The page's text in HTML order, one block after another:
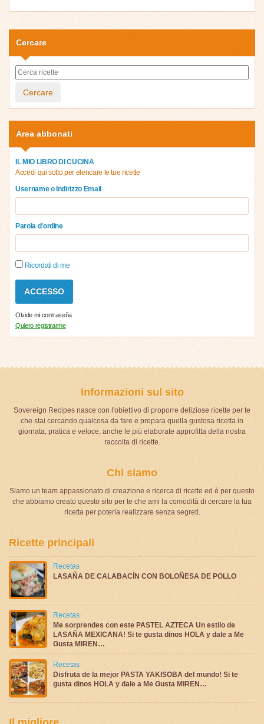
Cercare
Cercare
Area abbonati
IL MIO LIBRO DI CUCINA
Accedi qui sotto per elencare le tue ricette
Username o Indirizzo Email
Parola d'ordine
Ricordati di me
Olvide mi contraseña
Quiero registrarme
Informazioni sul sito
Sovereign Recipes nasce con l'obiettivo di proporre deliziose ricette per te
che stai cercando qualcosa da fare e prepara quella gustosa ricetta in
giornata, pratica e veloce, anche le più elaborate approfitta della nostra
raccolta di ricette.
Chi siamo
Siamo un team appassionato di creazione e ricerca di ricette ed è per questo
che abbiamo creato questo sito per te che ami la comodità di cercare la tua
ricetta per poterla realizzare senza segreti.
Ricette principali
Recetas
LASAÑA DE CALABACÍN CON BOLOÑESA DE POLLO
Recetas
Me sorprendes con este PASTEL AZTECA Un estilo de
LASAÑA MEXICANA! Si te gusta dinos HOLA y dale a Me
Gusta MIREN…
Recetas
Disfruta de la mejor PASTA YAKISOBA del mundo! Si te
gusta dinos HOLA y dale a Me Gusta MIREN…